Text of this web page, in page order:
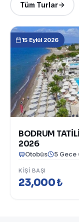
Tüm Turlar
15 Eylül 2026
BODRUM
2026
Otobüs 5 Gece
KIŞI BAŞI
23,000 ₺